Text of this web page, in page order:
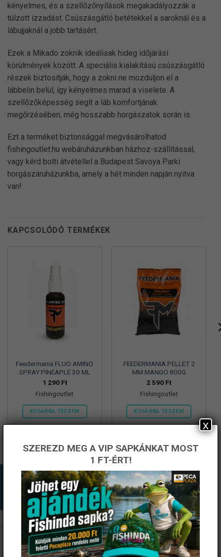
kényelmes, és a szellőzőnyílások megakadályozzák a
túlzott izzadást. Csúszásgátló betétekkel a saroknál és a
lábujjaknál a jobb tartásért.
Ezek a Mikado zoknik ideálisak hideg időjárási
körülmények között. A speciális kialakítású csúszásgátló
részek biztosítják, hogy a zokni ne mozduljon el a
lábbelin belül, így kényelmes marad a viselete. A
szellőzőképesség segít a láb komfortjának
megőrzésében, még hosszabb horgászatok során is.
Ezt a terméket biztonsággal megvásárolhatod
fishingoutlet.hu webáruházunkban házhoz-szállítással,
vagy kérd bolti átvétellel a Budapest Savoya Parki
horgászáruházunkba, amely a hét minden napján nyitva
van!
KAPCSOLÓDÓ TERMÉKEK
Feedermania FLUO AMINO
SPRAY PINEAPLE 30 ML
1 290 Ft
Fishingoutlet
KOSÁRBA TESZEM
FEEDERMANIA PELLET 2
MM MANGO 800G
2 590 Ft
Fishingoutlet
KOSÁRBA TESZEM
ÉRTESÜLJ ELSŐKÉNT! IRATKOZZ FEL A
SZEREZD MEG A VIP SAPKÁNKAT MOST
1 FT-ÉRT!
x